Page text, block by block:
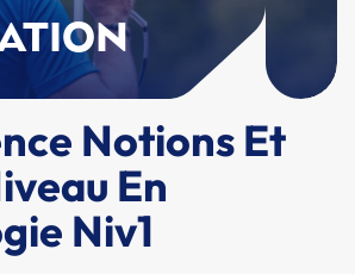
Notions Et
En
Niv1